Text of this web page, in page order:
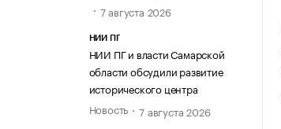
7 августа 2026
НИИ ПГ
НИИ ПГ и власти Самарской
области обсудили развитие
исторического центра
Новость
7 августа 2026